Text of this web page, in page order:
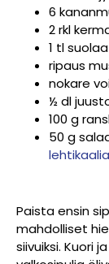
6
2 rkl
1 tl suolaa
ripaus
nokare
½ dl
100 g
50 g
lehtikaalia
Paista ensin
mahdolliset
siivuiksi. Kuori